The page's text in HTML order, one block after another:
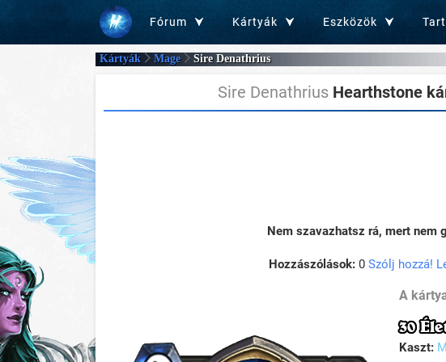
Fórum Kártyák Eszközök
Kártyák Mage Sire Denathrius
Sire Denathrius Hearthstone
Nem szavazhatsz rá, mert nem
Hozzászólások:0 Szólj hozzá!
A
30
Kaszt: